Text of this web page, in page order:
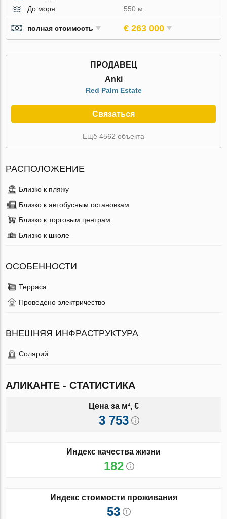
До моря
550 м
полная стоимость € 263 000
ПРОДАВЕЦ
Anki
Red Palm Estate
Связаться
Ещё 4562 объекта
РАСПОЛОЖЕНИЕ
Близко к пляжу
Близко к автобусным остановкам
Близко к торговым центрам
Близко к школе
ОСОБЕННОСТИ
Терраса
Проведено электричество
ВНЕШНЯЯ ИНФРАСТРУКТУРА
Солярий
АЛИКАНТЕ - СТАТИСТИКА
Цена за м², €
3 753
Индекс качества жизни
182
Индекс стоимости проживания
53